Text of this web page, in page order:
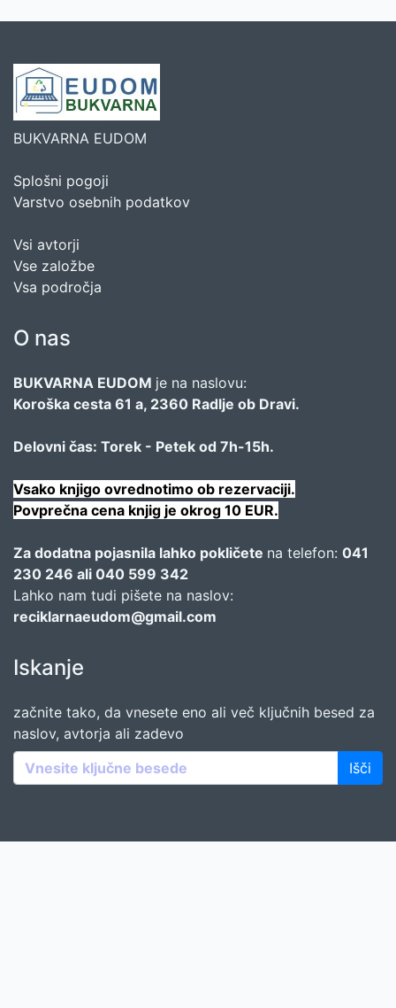
BUKVARNA EUDOM
Splošni pogoji
Varstvo osebnih podatkov
Vsi avtorji
Vse založbe
Vsa področja
O nas
BUKVARNA EUDOM je na naslovu:
Koroška cesta 61 a, 2360 Radlje ob Dravi.
Delovni čas: Torek - Petek od 7h-15h.
Vsako knjigo ovrednotimo ob rezervaciji.
Povprečna cena knjig je okrog 10 EUR.
Za dodatna pojasnila lahko pokličete na telefon: 041
230 246 ali 040 599 342
Lahko nam tudi pišete na naslov:
reciklarnaeudom@gmail.com
Iskanje
začnite tako, da vnesete eno ali več ključnih besed za
naslov, avtorja ali zadevo
Išči